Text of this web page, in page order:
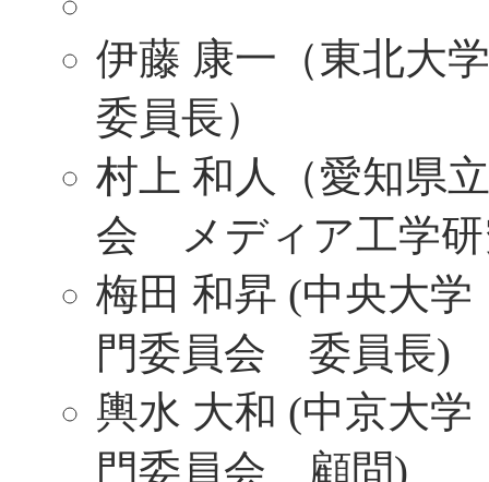
伊藤 康一（東北大
委員長）
村上 和人（愛知県
会 メディア工学研
梅田 和昇 (中央大
門委員会 委員長)
輿水 大和 (中京大
門委員会 顧問)